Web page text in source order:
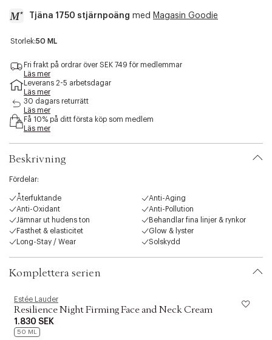
sida.
Tjäna 1750 stjärnpoäng med Magasin Goodie
a
c
s
b
i
t
.
v
a
a
i
o
s
e
e
Storlek:50 ML
Fri frakt på ordrar över SEK 749 för medlemmar
Läs mer
Leverans 2-5 arbetsdagar
Läs mer
30 dagars returrätt
Läs mer
Få 10% på ditt första köp som medlem
Läs mer
Beskrivning
Fördelar:
Återfuktande
Anti-Aging
Anti-Oxidant
Anti-Pollution
Jämnar ut hudens ton
Behandlar fina linjer & rynkor
Fasthet & elasticitet
Glow & lyster
Long-Stay / Wear
Solskydd
Resilience Multi-Effect Tri-Peptide Face and Neck Creme
Normal/Combination SPF 15 är en exklusiv ansiktskräm som främjar
komplexet som stimulerar produktionen av kollagen med imponerande
124% på bara tre dagar. Utöver detta innehåller den kraftfulla antioxidanter
och SPF 15 som effektivt skyddar huden mot miljöpåverkan som kan bryta
ner kollagen. Krämen stärker hudens fuktbarriär, reducerar synligt fina linjer
Komplettera serien
Estée Lauder
Resilience Night Firming Face and Neck Cream
1.830 SEK
50 ML